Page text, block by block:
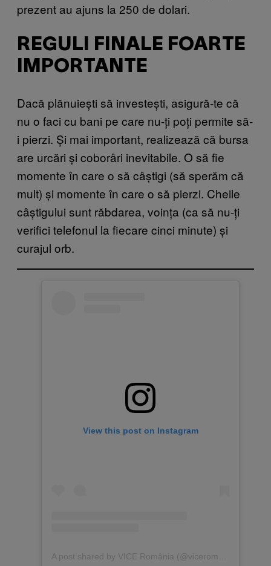
prezent au ajuns la 250 de dolari.
REGULI FINALE FOARTE
IMPORTANTE
Dacă plănuiești să investești, asigură-te că
nu o faci cu bani pe care nu-ți poți permite să-
i pierzi. Și mai important, realizează că bursa
are urcări și coborâri inevitabile. O să fie
momente în care o să câștigi (să sperăm că
mult) și momente în care o să pierzi. Cheile
câștigului sunt răbdarea, voința (ca să nu-ți
verifici telefonul la fiecare cinci minute) și
curajul orb.
View this post on Instagram